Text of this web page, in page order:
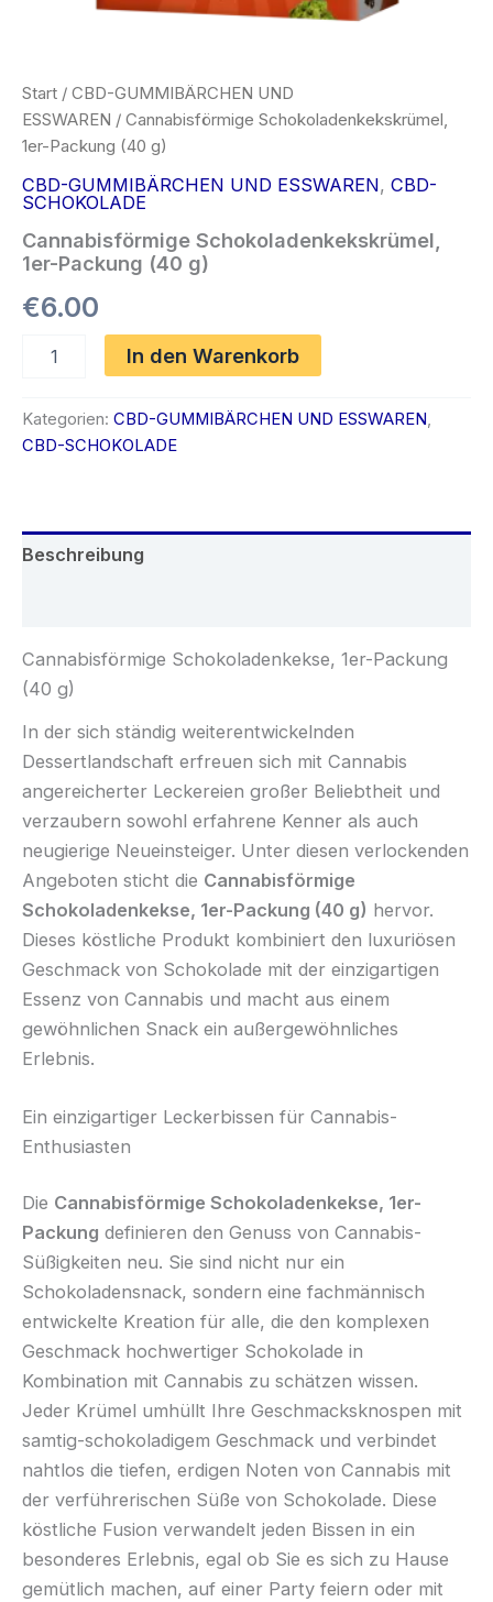
Start / CBD-GUMMIBÄRCHEN UND
ESSWAREN / Cannabisförmige Schokoladenkekskrümel,
1er-Packung (40 g)
CBD-GUMMIBÄRCHEN UND ESSWAREN, CBD-
SCHOKOLADE
Cannabisförmige Schokoladenkekskrümel,
1er-Packung (40 g)
€6.00
Schokoladenkekskrümel,
Packung
g)
In den Warenkorb
Kategorien: CBD-GUMMIBÄRCHEN UND ESSWAREN,
CBD-SCHOKOLADE
Beschreibung
Cannabisförmige Schokoladenkekse, 1er-Packung
(40 g)
In der sich ständig weiterentwickelnden
Dessertlandschaft erfreuen sich mit Cannabis
angereicherter Leckereien großer Beliebtheit und
verzaubern sowohl erfahrene Kenner als auch
neugierige Neueinsteiger. Unter diesen verlockenden
Angeboten sticht die Cannabisförmige
Schokoladenkekse, 1er-Packung (40 g) hervor.
Dieses köstliche Produkt kombiniert den luxuriösen
Geschmack von Schokolade mit der einzigartigen
Essenz von Cannabis und macht aus einem
gewöhnlichen Snack ein außergewöhnliches
Erlebnis.
Ein einzigartiger Leckerbissen für Cannabis-
Enthusiasten
Die Cannabisförmige Schokoladenkekse, 1er-
Packung definieren den Genuss von Cannabis-
Süßigkeiten neu. Sie sind nicht nur ein
Schokoladensnack, sondern eine fachmännisch
entwickelte Kreation für alle, die den komplexen
Geschmack hochwertiger Schokolade in
Kombination mit Cannabis zu schätzen wissen.
Jeder Krümel umhüllt Ihre Geschmacksknospen mit
samtig-schokoladigem Geschmack und verbindet
nahtlos die tiefen, erdigen Noten von Cannabis mit
der verführerischen Süße von Schokolade. Diese
köstliche Fusion verwandelt jeden Bissen in ein
besonderes Erlebnis, egal ob Sie es sich zu Hause
gemütlich machen, auf einer Party feiern oder mit